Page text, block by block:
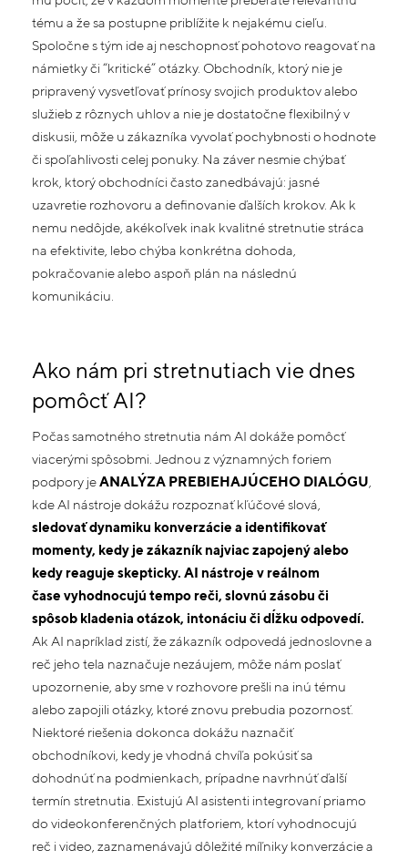
tému a že sa postupne priblížite k nejakému cieľu.
Spoločne s tým ide aj neschopnosť pohotovo reagovať na
námietky či “kritické” otázky. Obchodník, ktorý nie je
pripravený vysvetľovať prínosy svojich produktov alebo
služieb z rôznych uhlov a nie je dostatočne flexibilný v
diskusii, môže u zákazníka vyvolať pochybnosti o hodnote
či spoľahlivosti celej ponuky. Na záver nesmie chýbať
krok, ktorý obchodníci často zanedbávajú: jasné
uzavretie rozhovoru a definovanie ďalších krokov. Ak k
nemu nedôjde, akékoľvek inak kvalitné stretnutie stráca
na efektivite, lebo chýba konkrétna dohoda,
pokračovanie alebo aspoň plán na následnú
komunikáciu.
Ako nám pri stretnutiach vie dnes
pomôcť AI?
Počas samotného stretnutia nám AI dokáže pomôcť
viacerými spôsobmi. Jednou z významných foriem
podpory jeANALÝZA PREBIEHAJÚCEHO DIALÓGU
kde AI nástroje dokážu rozpoznať kľúčové slová,
sledovať dynamiku konverzácie a identifikovať
momenty, kedy je zákazník najviac zapojený alebo
kedy reaguje skepticky. AI nástroje v reálnom
čase vyhodnocujú tempo reči, slovnú zásobu či
spôsob kladenia otázok, intonáciu či dĺžku odpovedí.
Ak AI napríklad zistí, že zákazník odpovedá jednoslovne a
reč jeho tela naznačuje nezáujem, môže nám poslať
upozornenie, aby sme v rozhovore prešli na inú tému
alebo zapojili otázky, ktoré znovu prebudia pozornosť.
Niektoré riešenia dokonca dokážu naznačiť
obchodníkovi, kedy je vhodná chvíľa pokúsiť sa
dohodnúť na podmienkach, prípadne navrhnúť ďalší
termín stretnutia. Existujú AI asistenti integrovaní priamo
do videokonferenčných platforiem, ktorí vyhodnocujú
reč i video, zaznamenávajú dôležité míľniky konverzácie a